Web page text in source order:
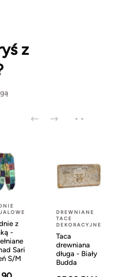
z
z
-
Sari
S/M
DREWNIANE
TACE
DEKORACYJNE
Taca
drewniana
długa - Biały
Budda